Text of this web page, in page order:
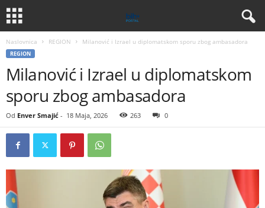
Naslovnica REGION Milanović i Izrael u diplomatskom sporu zbog ambasadora
REGION
Milanović i Izrael u diplomatskom
sporu zbog ambasadora
Od Enver Smajić - 18 Maja, 2026 263 0